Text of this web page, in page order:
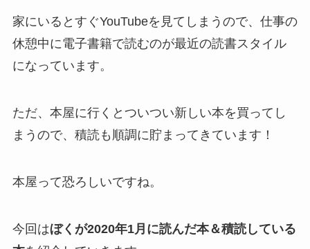
家にいるとすぐYouTubeを見てしまうので、仕事の
休憩中に電子書籍で読むのが最近の読書スタイル
になっています。
ただ、本屋に行くとついつい新しい本を買ってし
まうので、積読も順調に貯まってきています！
本屋って恐ろしいですね。
今回はぼくが2020年1月に読んだ本＆積読している